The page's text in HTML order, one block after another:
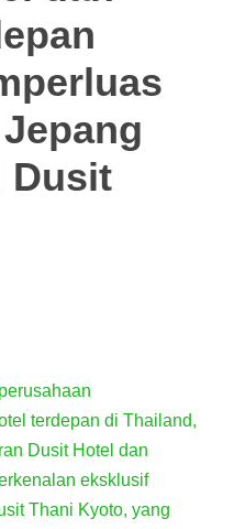
Dusit
terdepan di Thailand,
Dusit Hotel dan
eksklusif
Thani Kyoto, yang